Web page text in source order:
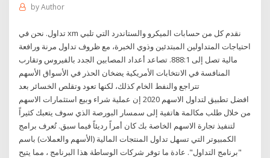
byAuthor
تداول. نحن في xm نقدم كل من حسابات الميكرو والستاندرد التي تلبي
احتياجات المتداولين المبتدئين وذوي الخبرة، مع ظروف تداول مرنة ورافعة
مالية تصل إلى 888:1. تصاعد أعداد المصابين الجدد بالفيروس وتقارب
المنافسة في الانتخابات الأمريكية يضخان الحذر في الأسواق الأسهم
تتراجع والنفط الخام كذلك، لكنها تعود وتقلص الخسائر بعد
افضل تطبيق لتداول الاسهم 2020 إن عملية شراء وبيع استثمارات الاسهم
من خلال طلب مكالمة هاتفية إلى سمسار البورصة الذي سوف يتعبك كثيراً
لتنفيذ تجارة الاسهم الخاصة بك كان أمراً رديئاً فيما سبق. تُعرف برامج
الكمبيوتر التي تسهل تداول المنتجات المالية (الأسهم والعملات) باسم
"برنامج التداول". عادة ما توفر شركات الوساطة هذا البرنامج ، مما يتيح